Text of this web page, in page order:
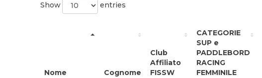
Show entries
Nome Cognome
Club
Affiliato
FISSW
CATEGORIE
SUP e
PADDLEBORD
RACING
FEMMINILE